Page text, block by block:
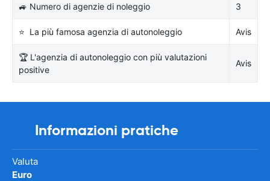
🚙 Numero di agenzie di noleggio 3
⭐ La più famosa agenzia di autonoleggio Avis
🏆 L'agenzia di autonoleggio con più valutazioni
positive
Avis
Informazioni pratiche
Valuta
Euro